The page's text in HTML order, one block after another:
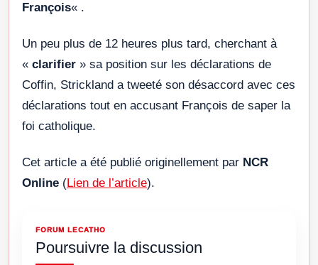
François« .
Un peu plus de 12 heures plus tard, cherchant à
« clarifier » sa position sur les déclarations de
Coffin, Strickland a tweeté son désaccord avec ces
déclarations tout en accusant François de saper la
foi catholique.
Cet article a été publié originellement par NCR
Online (Lien de l’article).
FORUM LECATHO
Poursuivre la discussion